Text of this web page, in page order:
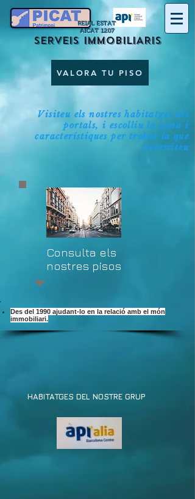
REIAL ESTAT
AICAT 1207
SERVEIS IMMOBILIARIS
VALORA TU PISO
Visiteu els nostres habitatges als
portals, i escolliu la zona i
característiques per trobar la que
necessiteu
Consulta els
nostres pisos
Des del 1990 ajudant-lo en la relació amb el món
immobiliari.
HABITATGES DEL NOSTRE GRUP